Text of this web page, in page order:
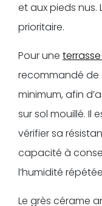
et aux pieds
prioritaire.
Pour une
recommandé de
minimum, afin
sur sol mouillé. Il
vérifier sa
capacité à
l’humidité
Le grès cérame